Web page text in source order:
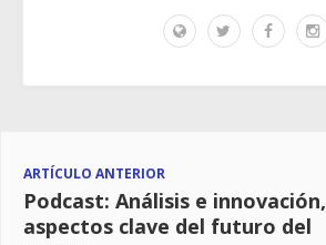
ARTÍCULO ANTERIOR
Podcast: Análisis e innovación,
aspectos clave del futuro del